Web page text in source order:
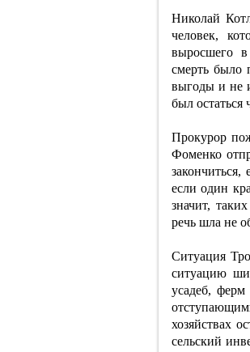
Николай
человек,
выросшего в
смерть было
выгоды и не
был остаться
Прокурор
Фоменко
если один
значит,
речь шла не
Ситуация
ситуацию
усадеб,
хозяйствах
сельский